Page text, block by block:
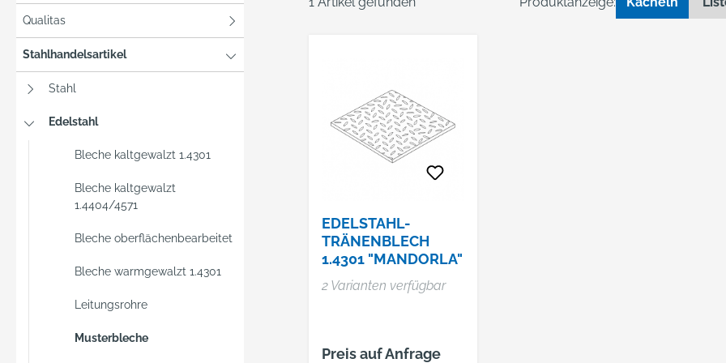
Qualitas
Stahlhandelsartikel
Stahl
Edelstahl
Bleche kaltgewalzt 1.4301
Bleche kaltgewalzt
1.4404/4571
Bleche oberflächenbearbeitet
Bleche warmgewalzt 1.4301
Leitungsrohre
Musterbleche
EDELSTAHL-
TRÄNENBLECH
1.4301 "MANDORLA"
2 Varianten verfügbar
Preis auf Anfrage